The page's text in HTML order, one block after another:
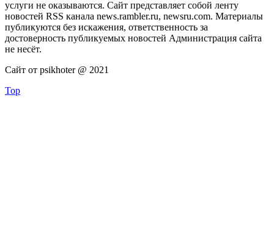
услуги не оказываются. Сайт представляет собой ленту
новостей RSS канала news.rambler.ru, newsru.com. Материалы
публикуются без искажения, ответственность за
достоверность публикуемых новостей Администрация сайта
не несёт.
Сайт от psikhoter @ 2021
Top